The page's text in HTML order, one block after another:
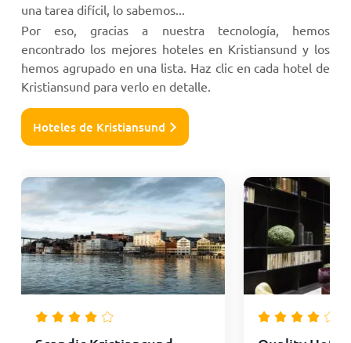
una tarea difícil, lo sabemos...
Por eso, gracias a nuestra tecnología, hemos
encontrado los mejores hoteles en Kristiansund y los
hemos agrupado en una lista. Haz clic en cada hotel de
Kristiansund para verlo en detalle.
Hoteles de Kristiansund